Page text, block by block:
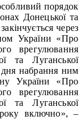
порядок
Донецької та
через
України «Про
врегулювання
та Луганської
дня набрання ним
України «Про
врегулювання
та Луганської
включно», –